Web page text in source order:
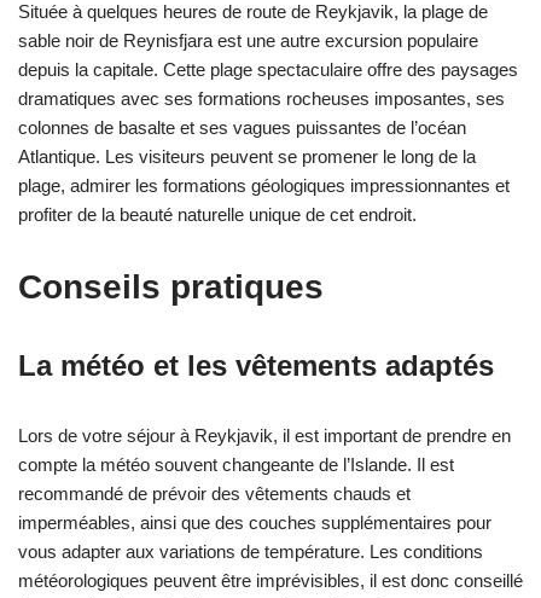
Située à quelques heures de route de Reykjavik, la plage de
sable noir de Reynisfjara est une autre excursion populaire
depuis la capitale. Cette plage spectaculaire offre des paysages
dramatiques avec ses formations rocheuses imposantes, ses
colonnes de basalte et ses vagues puissantes de l’océan
Atlantique. Les visiteurs peuvent se promener le long de la
plage, admirer les formations géologiques impressionnantes et
profiter de la beauté naturelle unique de cet endroit.
Conseils pratiques
La météo et les vêtements adaptés
Lors de votre séjour à Reykjavik, il est important de prendre en
compte la météo souvent changeante de l’Islande. Il est
recommandé de prévoir des vêtements chauds et
imperméables, ainsi que des couches supplémentaires pour
vous adapter aux variations de température. Les conditions
météorologiques peuvent être imprévisibles, il est donc conseillé